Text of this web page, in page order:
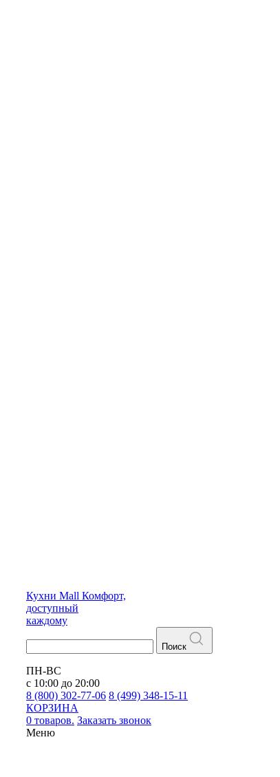
Кухни Mall Комфорт,
доступный
каждому
Поиск
ПН-ВС
с 10:00 до 20:00
8 (800) 302-77-06 8 (499) 348-15-11
КОРЗИНА
0 товаров. Заказать звонок
Меню